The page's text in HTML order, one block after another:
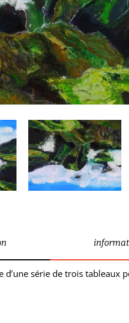
d’une série de trois tableaux